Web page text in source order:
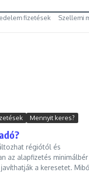
fizetések
Szellemi
Mennyit keres?
régiótól és
az alapfizetés minimálbér
a keresetet.